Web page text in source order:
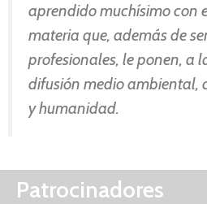
aprendido muchísimo con
materia que, además de
profesionales, le ponen, a
difusión medio ambiental,
y humanidad.
Patrocinadores